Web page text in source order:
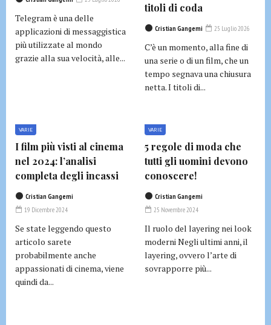
Telegram è una delle
applicazioni di messaggistica
più utilizzate al mondo
grazie alla sua velocità, alle...
titoli di coda
Cristian Gangemi 25 Luglio 2026
C’è un momento, alla fine di
una serie o di un film, che un
tempo segnava una chiusura
netta. I titoli di...
VARIE
I film più visti al cinema
nel 2024: l’analisi
completa degli incassi
Cristian Gangemi
19 Dicembre 2024
Se state leggendo questo
articolo sarete
probabilmente anche
appassionati di cinema, viene
quindi da...
VARIE
5 regole di moda che
tutti gli uomini devono
conoscere!
Cristian Gangemi
25 Novembre 2024
Il ruolo del layering nei look
moderni Negli ultimi anni, il
layering, ovvero l’arte di
sovrapporre più...